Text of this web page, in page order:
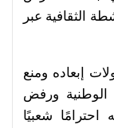
الثقافية عبر
إبعاده ومنع
ورفض
احترامًا شعبيًا